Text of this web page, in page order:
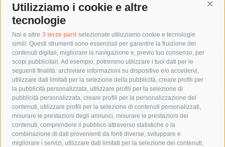
Utilizziamo i cookie e altre
tecnologie
Noi e altre 3 terze parti selezionate utilizziamo cookie e tecnologie
simili. Questi strumenti sono essenziali per garantire la fruizione dei
contenuti digitali, migliorare la navigazione e, previo tuo consenso, per
scopi pubblicitari. Ad esempio, potremmo utilizzare i tuoi dati per le
seguenti finalità: archiviare informazioni su dispositivo e/o accedervi,
utilizzare dati limitati per la selezione della pubblicità, creare profili per
la pubblicità personalizzata, utilizzare profili per la selezione di
pubblicità personalizzata, creare profili per la personalizzazione dei
contenuti, utilizzare profili per la selezione di contenuti personalizzati,
misurare le prestazioni degli annunci, misurare le prestazioni dei
contenuti, comprendere il pubblico attraverso statistiche o la
combinazione di dati provenienti da fonti diverse, sviluppare e
migliorare i servizi, utilizzare dati limitati per la selezione dei contenuti,
Tag
acqua allerta meteo
anas
area marina protetta di punta campanella
arresto
Asl Napoli 3 sud
capitaneria di porto capri
carabinieri
castellammare di stabia
circumvesuviana
comune di sorrento
concerto
contagi
costiera amalfitana
covid-19 eav
elezioni